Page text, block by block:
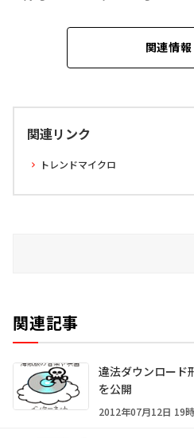
関連情報
関連リンク
トレンドマイクロ
関連記事
違法ダウンロード
を公開
2012年07月12日 19